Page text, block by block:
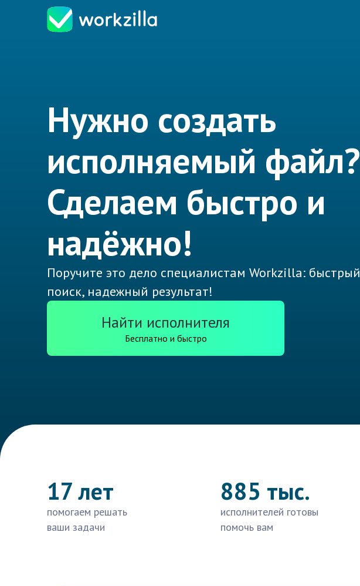
Нужно создать
исполняемый файл?
Сделаем быстро и
надёжно!
Поручите это дело специалистам Workzilla: быстрый
поиск, надежный результат!
Найти исполнителя
Бесплатно и быстро
17 лет
помогаем решать
ваши задачи
885 тыс.
исполнителей готовы
помочь вам